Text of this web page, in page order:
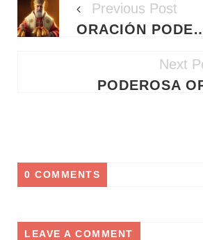
Previous Post
ORACIÓN PODEROSA PARA EL AMOR Y
Next
0 COMMENTS
LEAVE A COMMENT